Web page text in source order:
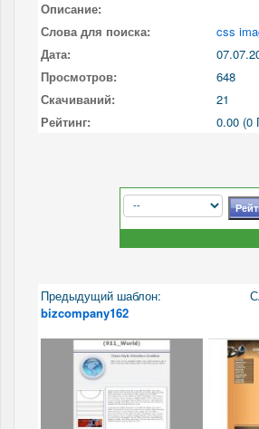
Описание:
Слова для поиска:
css
Дата:
Просмотров:
648
Скачиваний:
21
Рейтинг:
0.00 (0
Предыдущий шаблон:
bizcompany162